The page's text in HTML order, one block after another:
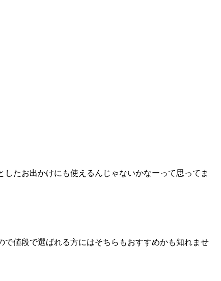
たお出かけにも使えるんじゃないかなーって思ってま
値段で選ばれる方にはそちらもおすすめかも知れませ